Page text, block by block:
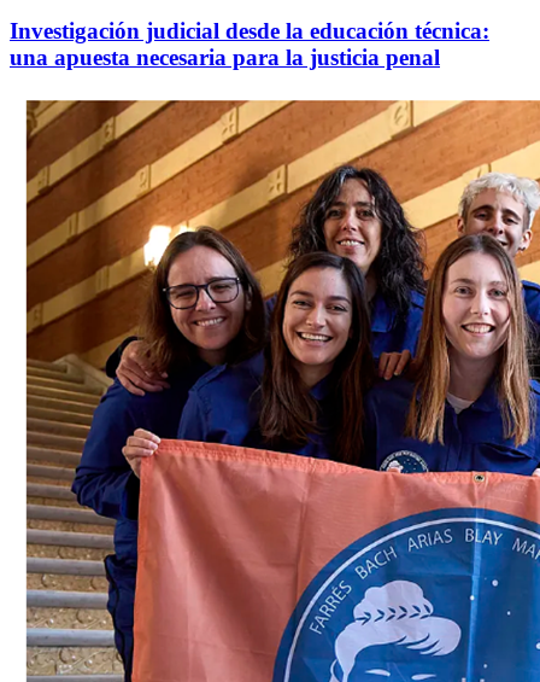
Investigación judicial desde la educación técnica:
una apuesta necesaria para la justicia penal